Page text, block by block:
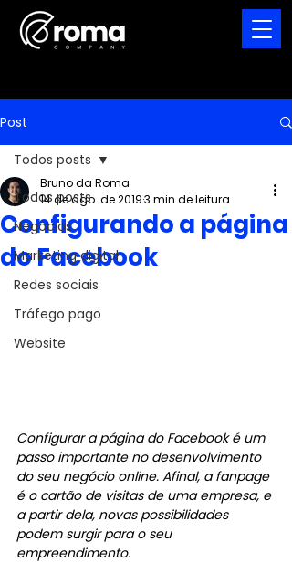
Post
Todos posts
Negócios
Marketing digital
Redes sociais
Tráfego pago
Website
Todos posts
Configurando a página
do Facebook
Bruno da Roma
14 de ago. de 20193 min de leitura
Configurar a página do Facebook é um
passo importante no desenvolvimento
do seu negócio online. Afinal, a fanpage
é o cartão de visitas de uma empresa, e
a partir dela, novas possibilidades
podem surgir para o seu
empreendimento.